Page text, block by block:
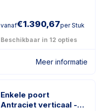
vanaf€1.390,67per Stuk
Beschikbaar in 12 opties
Meer informatie
Enkele poort
Antraciet verticaal -